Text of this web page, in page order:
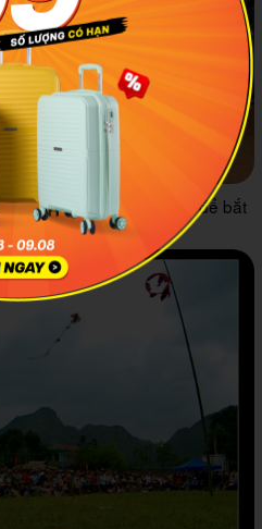
kèn pí lè sẽ được tấu lên để bắt
vui nhộn sắp tới